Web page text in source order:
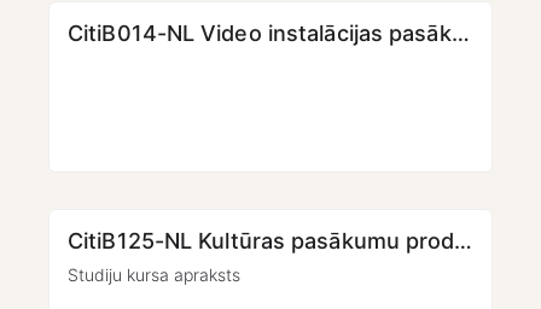
CitiB014-NL Video instalācijas pasākumos
CitiB125-NL Kultūras pasākumu producēšana (2. daļa)
Studiju kursa apraksts